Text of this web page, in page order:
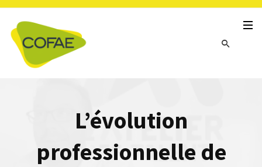
L’évolution
professionnelle de